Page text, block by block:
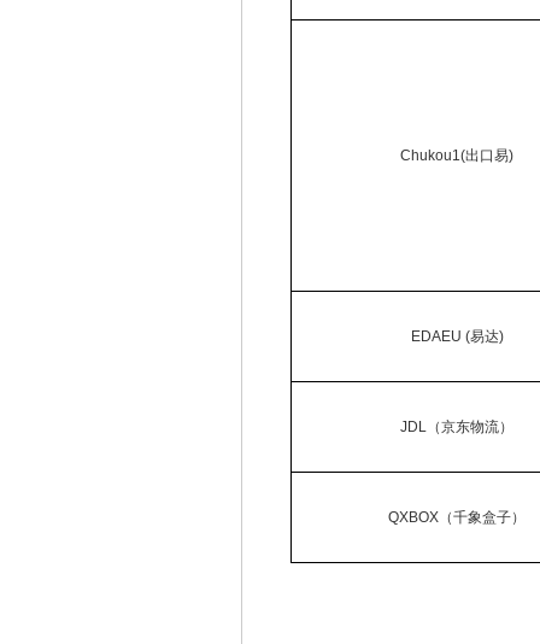
Chukou1(出口易)
EDAEU (易达)
JDL（京东物流）
QXBOX（千象盒子）